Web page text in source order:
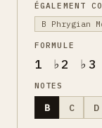
ÉGALEMENT
B Phrygian
FORMULE
1 ♭2
NOTES
B C D